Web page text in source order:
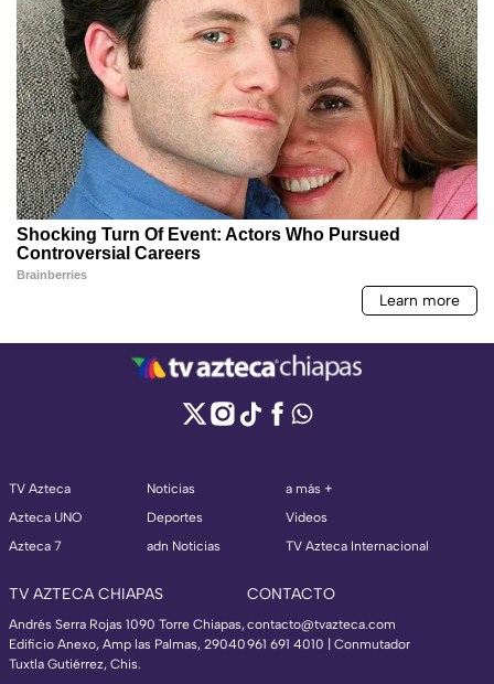
TV Azteca
Azteca UNO
Azteca 7
Noticias
Deportes
adn Noticias
a más +
Videos
TV Azteca Internacional
TV AZTECA CHIAPAS
Andrés Serra Rojas 1090 Torre Chiapas,
Edificio Anexo, Amp las Palmas, 29040
Tuxtla Gutiérrez, Chis.
CONTACTO
contacto@tvazteca.com
961 691 4010 | Conmutador